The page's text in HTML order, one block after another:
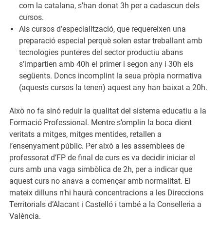
com la catalana, s’han donat 3h per a cadascun dels
cursos.
Als cursos d’especialització, que requereixen una
preparació especial perquè solen estar treballant amb
tecnologies punteres del sector productiu abans
s’impartien amb 40h el primer i segon any i 30h els
següents. Doncs incomplint la seua pròpia normativa
(aquests cursos la tenen) aquest any han baixat a 20h.
Això no fa sinó reduir la qualitat del sistema educatiu a la
Formació Professional. Mentre s’omplin la boca dient
veritats a mitges, mitges mentides, retallen a
l’ensenyament públic. Per això a les assemblees de
professorat d’FP de final de curs es va decidir iniciar el
curs amb una vaga simbòlica de 2h, per a indicar que
aquest curs no anava a començar amb normalitat. El
mateix dilluns n’hi haurà concentracions a les Direccions
Territorials d’Alacant i Castelló i també a la Conselleria a
València.